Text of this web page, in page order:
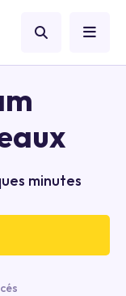
minutes